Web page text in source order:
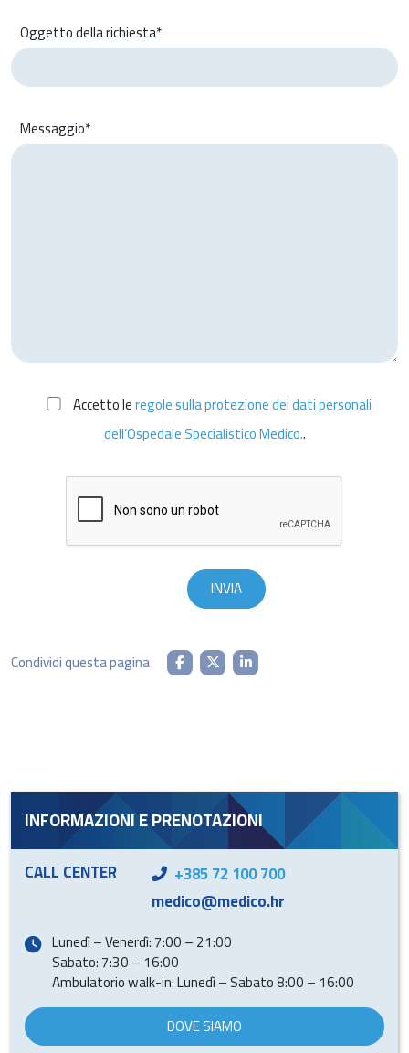
Oggetto della richiesta*
Messaggio*
Accetto leregole sulla protezione dei dati personali
dell’Ospedale Specialistico Medico..
Condividi questa pagina
INFORMAZIONI E PRENOTAZIONI
CALL CENTER
+385 72 100 700
medico@medico.hr
Lunedì – Venerdì: 7:00 – 21:00
Sabato: 7:30 – 16:00
Ambulatorio walk-in: Lunedì – Sabato 8:00 – 16:00
DOVE SIAMO